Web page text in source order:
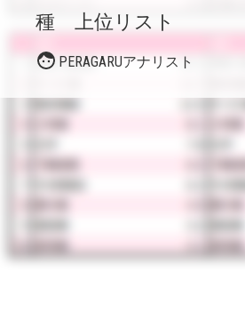
種 上位リスト
PERAGARUアナリスト